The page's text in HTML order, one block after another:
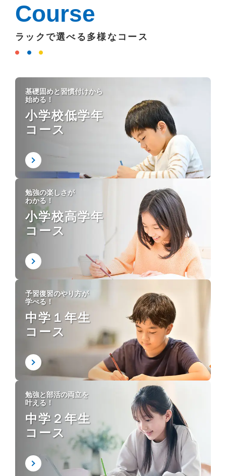
Course
ラックで選べる多様なコース
基礎固めと習慣付けから
始める！
小学校低学年
コース
勉強の楽しさが
わかる！
小学校高学年
コース
予習復習のやり方が
学べる！
中学１年生
コース
勉強と部活の両立を
叶える！
中学２年生
コース